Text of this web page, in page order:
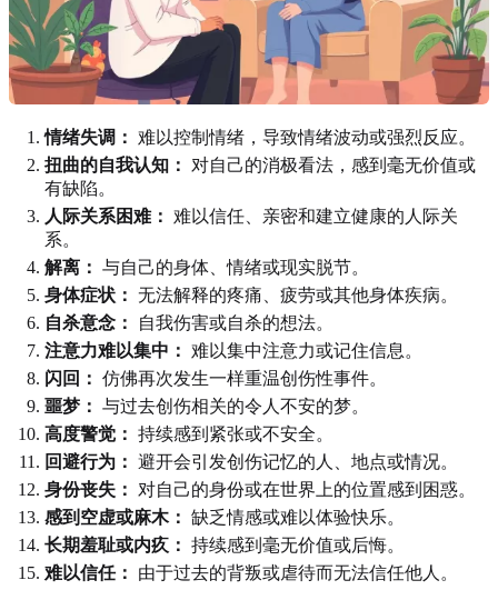
情绪失调： 难以控制情绪，导致情绪波动或强烈反应。
扭曲的自我认知： 对自己的消极看法，感到毫无价值或
有缺陷。
人际关系困难： 难以信任、亲密和建立健康的人际关
系。
解离： 与自己的身体、情绪或现实脱节。
身体症状： 无法解释的疼痛、疲劳或其他身体疾病。
自杀意念：
自我伤害或自杀的想法。
注意力难以集中： 难以集中注意力或记住信息。
闪回： 仿佛再次发生一样重温创伤性事件。
噩梦： 与过去创伤相关的令人不安的梦。
高度警觉： 持续感到紧张或不安全。
回避行为： 避开会引发创伤记忆的人、地点或情况。
身份丧失： 对自己的身份或在世界上的位置感到困惑。
感到空虚或麻木： 缺乏情感或难以体验快乐。
长期羞耻或内疚： 持续感到毫无价值或后悔。
难以信任：
由于过去的背叛或虐待而无法信任他人。